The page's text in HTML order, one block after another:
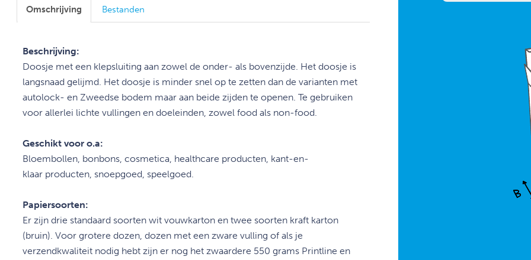
Omschrijving Bestanden
Beschrijving:
Doosje met een klepsluiting aan zowel de onder- als bovenzijde. Het doosje is
langsnaad gelijmd. Het doosje is minder snel op te zetten dan de varianten met
autolock- en Zweedse bodem maar aan beide zijden te openen. Te gebruiken
voor allerlei lichte vullingen en doeleinden, zowel food als non-food.
Geschikt voor o.a:
Bloembollen, bonbons, cosmetica, healthcare producten, kant-en-
klaar producten, snoepgoed, speelgoed.
Papiersoorten:
Er zijn drie standaard soorten wit vouwkarton en twee soorten kraft karton
(bruin). Voor grotere dozen, dozen met een zware vulling of als je
verzendkwaliteit nodig hebt zijn er nog het zwaardere 550 grams Printline en